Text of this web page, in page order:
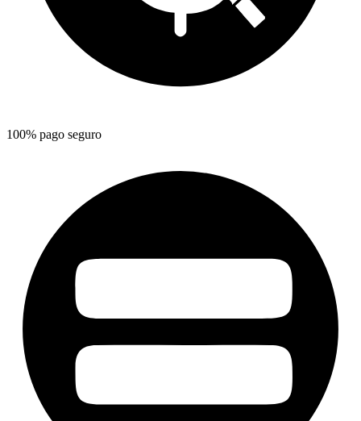
100% pago seguro